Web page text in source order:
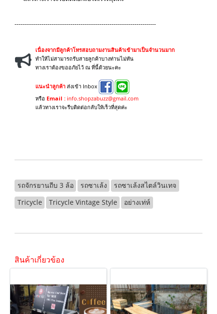
-------------------------------------------------------------------------
เนื่องจากมีลูกค้าโทรสอบถามงานสินค้าเข้ามาเป็นจำนวนมาก
ทำให้ไม่สามารถรับสายลูกค้าบางท่านไม่ทัน
ทางเราต้องขออภัยไว้ ณ ที่นี้ด้วยนะคะ
แนะนำลูกค้า ส่งเข้า Inbox
หรือ Email : info.shopzabuzz@gmail.com
แล้วทางเราจะรีบติดต่อกลับให้เร็วที่สุดค่ะ
รถจักรยานถีบ 3 ล้อ รถซาเล้ง
รถซาเล้งสไตล์วินเทจ
Tricycle
Tricycle Vintage Style อย่างเท่ห์
สินค้าเกี่ยวข้อง